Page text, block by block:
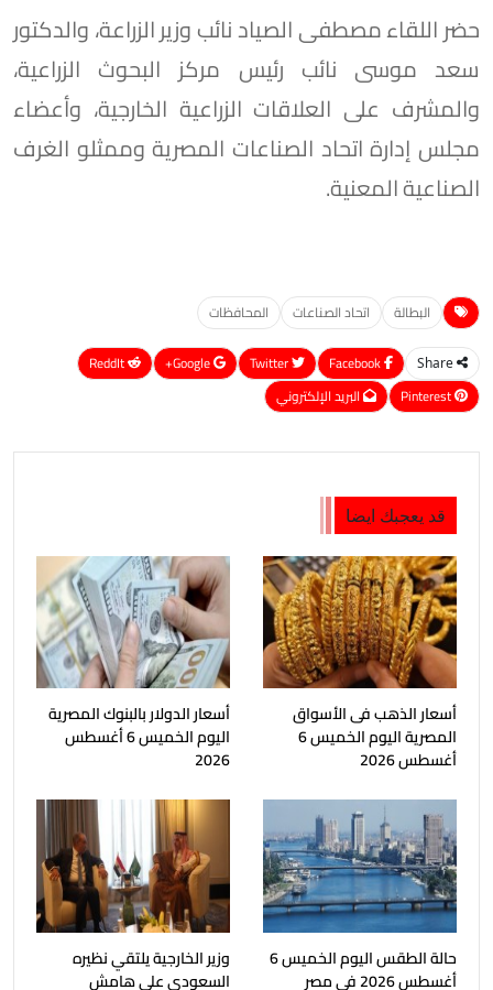
حضر اللقاء مصطفى الصياد نائب وزير الزراعة، والدكتور
سعد موسى نائب رئيس مركز البحوث الزراعية،
والمشرف على العلاقات الزراعية الخارجية، وأعضاء
مجلس إدارة اتحاد الصناعات المصرية وممثلو الغرف
الصناعية المعنية.
البطالة اتحاد الصناعات المحافظات
Share
Google+
ReddIt
Pinterest
البريد الإلكتروني
قد يعجبك ايضا
أسعار الذهب فى الأسواق
المصرية اليوم الخميس 6
أغسطس 2026
أسعار الدولار بالبنوك المصرية
اليوم الخميس 6 أغسطس
2026
حالة الطقس اليوم الخميس 6
أغسطس 2026 فى مصر
وزير الخارجية يلتقي نظيره
السعودي على هامش